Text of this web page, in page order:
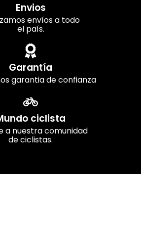
Envios
envíos a todo
el país.
Garantía
garantia de confianza
ciclista
a nuestra comunidad
de ciclistas.